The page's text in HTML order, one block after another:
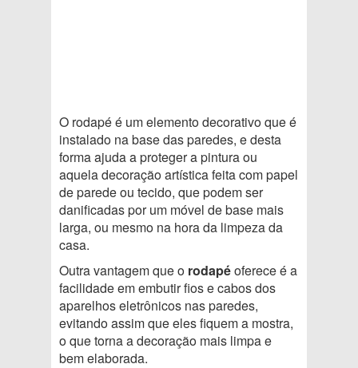
O rodapé é um elemento decorativo que é
instalado na base das paredes, e desta
forma ajuda a proteger a pintura ou
aquela decoração artística feita com papel
de parede ou tecido, que podem ser
danificadas por um móvel de base mais
larga, ou mesmo na hora da limpeza da
casa.
Outra vantagem que o rodapéoferece é a
facilidade em embutir fios e cabos dos
aparelhos eletrônicos nas paredes,
evitando assim que eles fiquem a mostra,
o que torna a decoração mais limpa e
bem elaborada.